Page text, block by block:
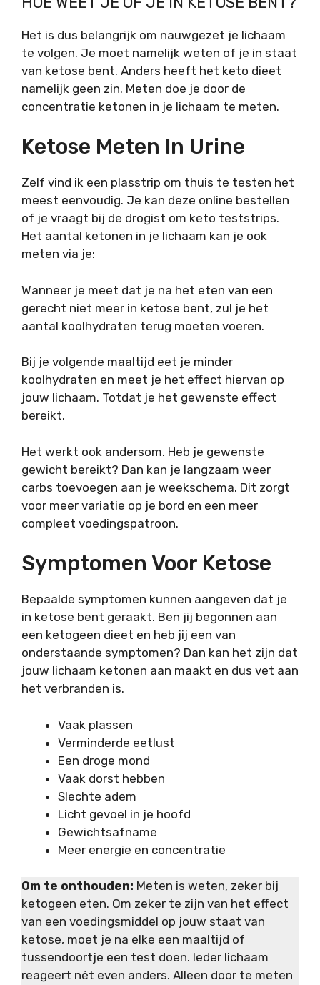
Het is dus belangrijk om nauwgezet je lichaam
te volgen. Je moet namelijk weten of je in staat
van ketose bent. Anders heeft het keto dieet
namelijk geen zin. Meten doe je door de
concentratie ketonen in je lichaam te meten.
Ketose Meten In Urine
Zelf vind ik een plasstrip om thuis te testen het
meest eenvoudig. Je kan deze online bestellen
of je vraagt bij de drogist om keto teststrips.
Het aantal ketonen in je lichaam kan je ook
meten via je:
Wanneer je meet dat je na het eten van een
gerecht niet meer in ketose bent, zul je het
aantal koolhydraten terug moeten voeren.
Bij je volgende maaltijd eet je minder
koolhydraten en meet je het effect hiervan op
jouw lichaam. Totdat je het gewenste effect
bereikt.
Het werkt ook andersom. Heb je gewenste
gewicht bereikt? Dan kan je langzaam weer
carbs toevoegen aan je weekschema. Dit zorgt
voor meer variatie op je bord en een meer
compleet voedingspatroon.
Symptomen Voor Ketose
Bepaalde symptomen kunnen aangeven dat je
in ketose bent geraakt. Ben jij begonnen aan
een ketogeen dieet en heb jij een van
onderstaande symptomen? Dan kan het zijn dat
jouw lichaam ketonen aan maakt en dus vet aan
het verbranden is.
Vaak plassen
Verminderde eetlust
Een droge mond
Vaak dorst hebben
Slechte adem
Licht gevoel in je hoofd
Gewichtsafname
Meer energie en concentratie
Om te onthouden: Meten is weten, zeker bij
ketogeen eten. Om zeker te zijn van het effect
van een voedingsmiddel op jouw staat van
ketose, moet je na elke een maaltijd of
tussendoortje een test doen. Ieder lichaam
reageert nét even anders. Alleen door te meten